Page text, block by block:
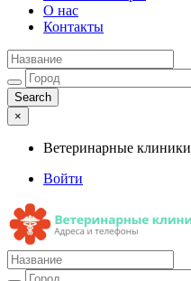
О нас
Контакты
×
Ветеринарные клиники
Войти
Ветеринарные клиники
Адреса и телефоны